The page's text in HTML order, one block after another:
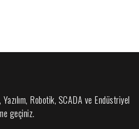
Robotik, SCADA ve Endüstriyel
geçiniz.